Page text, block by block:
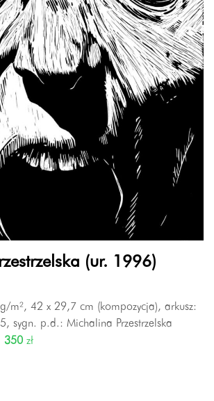
(ur. 1996)
m², 42 x 29,7 cm (kompozycja), arkusz:
sygn. p.d.: Michalina Przestrzelska
350 zł